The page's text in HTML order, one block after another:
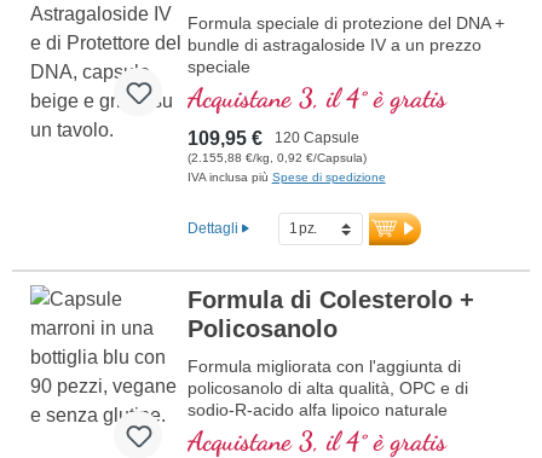
Formula speciale di protezione del DNA +
bundle di astragaloside IV a un prezzo
speciale
Acquistane 3, il 4° è gratis
109,95 € 120 Capsule
(2.155,88 €/kg, 0,92 €/Capsula)
IVA inclusa più Spese di spedizione
Dettagli
Formula di Colesterolo +
Policosanolo
Formula migliorata con l'aggiunta di
policosanolo di alta qualità, OPC e di
sodio-R-acido alfa lipoico naturale
Acquistane 3, il 4° è gratis